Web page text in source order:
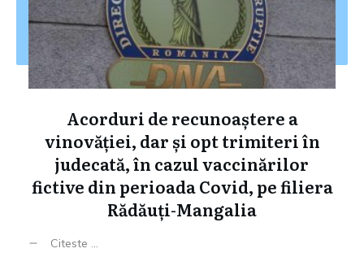
Acorduri de recunoaștere a
vinovăției, dar și opt trimiteri în
judecată, în cazul vaccinărilor
fictive din perioada Covid, pe filiera
Rădăuți-Mangalia
Citeste ...